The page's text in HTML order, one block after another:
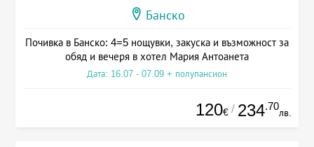
Банско
Почивка в Банско: 4=5 нощувки, закуска и възможност за
обяд и вечеря в хотел Мария Антоанета
Дата: 16.07 - 07.09 + полупансион
120€ / 234.70
лв.